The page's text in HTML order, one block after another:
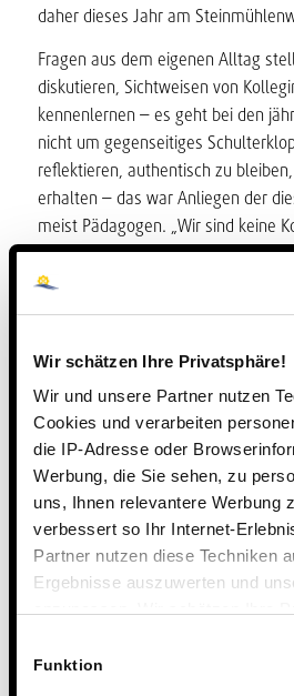
Wir schätzen Ihre Privatsphäre!
Wir und unsere Partner nutzen
Cookies und verarbeiten
die IP-Adresse oder
Werbung, die Sie sehen, zu
uns, Ihnen relevantere Werbung
verbessert so Ihr Internet-
Partner nutzen diese Techniken
Ergebnisse auszuwerten und
Technologien.
Funktion
daher dieses Jahr am
Fragen aus dem eigenen Alltag
diskutieren, Sichtweisen von
kennenlernen – es geht bei den
nicht um gegenseitiges
reflektieren, authentisch zu
erhalten – das war Anliegen der
meist Pädagogen. „Wir sind keine
allen gut oder allen schlecht,“ hieß
Veranstaltungen resümierend.
Botschaft eindeutig: Alle Internate
Wichigkeit eines realen Mentors
Ob Nordsee oder Voralpenland:
Imageproblemen zu kämpfen. Sie
„Abschieberampe“ für Familien, als
kommt, wenn man kein guter
Tochter ist. Dieses Image – in
Deutschland weitgehend
hervorbringt: Digitalisierung an
während und nach der Corona-